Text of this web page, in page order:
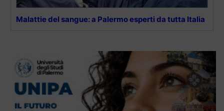
Malattie del sangue: a Palermo esperti da tutta Italia